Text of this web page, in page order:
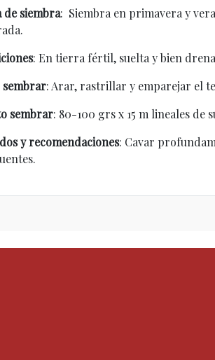
de siembra: Siembra en primavera y
: En tierra fértil, suelta y bien
sembrar: Arar, rastrillar y emparejar el
sembrar: 80-100 grs x 15 m lineales de
y recomendaciones: Cavar